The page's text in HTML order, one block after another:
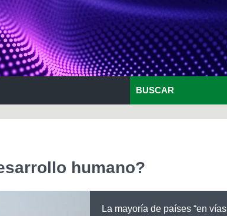
BUSCAR
humano?
La mayoría de países “en vías